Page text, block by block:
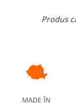
Produs
MADE ÎN